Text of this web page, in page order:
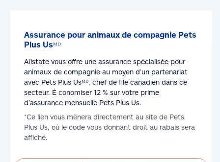
Assurance pour animaux de compagnie Pets
Plus Usᴹᴰ
Allstate vous offre une assurance spécialisée pour
animaux de compagnie au moyen d’un partenariat
avec Pets Plus Usᴹᴰ, chef de file canadien dans ce
secteur. É conomiser 12 % sur votre prime
d’assurance mensuelle Pets Plus Us.
*Ce lien vous mènera directement au site de Pets
Plus Us, où le code vous donnant droit au rabais sera
affiché.